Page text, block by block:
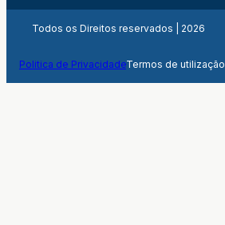
Todos os Direitos reservados | 2026
Politica de PrivacidadeTermos de utilização